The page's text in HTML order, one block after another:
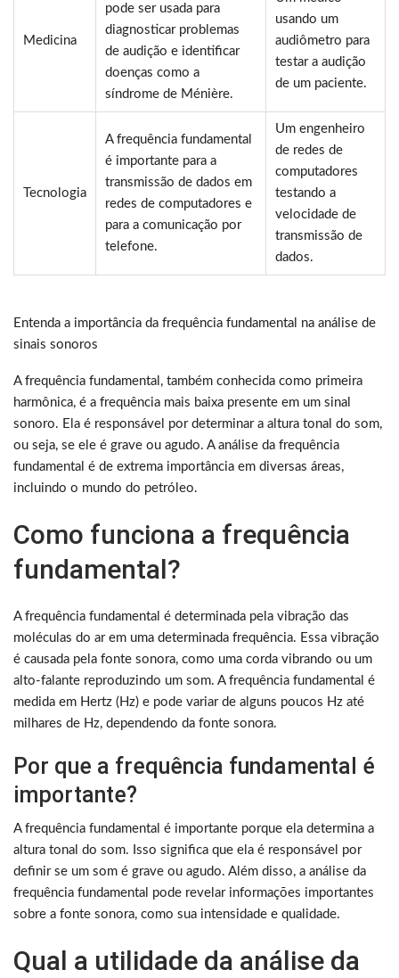
Medicina
pode ser usada para
diagnosticar problemas
de audição e identificar
doenças como a
síndrome de Ménière.
usando um
audiômetro para
testar a audição
de um paciente.
Tecnologia
A frequência fundamental
é importante para a
transmissão de dados em
redes de computadores e
para a comunicação por
telefone.
Um engenheiro
de redes de
computadores
testando a
velocidade de
transmissão de
dados.
Entenda a importância da frequência fundamental na análise de
sinais sonoros
A frequência fundamental, também conhecida como primeira
harmônica, é a frequência mais baixa presente em um sinal
sonoro. Ela é responsável por determinar a altura tonal do som,
ou seja, se ele é grave ou agudo. A análise da frequência
fundamental é de extrema importância em diversas áreas,
incluindo o mundo do petróleo.
Como funciona a frequência
fundamental?
A frequência fundamental é determinada pela vibração das
moléculas do ar em uma determinada frequência. Essa vibração
é causada pela fonte sonora, como uma corda vibrando ou um
alto-falante reproduzindo um som. A frequência fundamental é
medida em Hertz (Hz) e pode variar de alguns poucos Hz até
milhares de Hz, dependendo da fonte sonora.
Por que a frequência fundamental é
importante?
A frequência fundamental é importante porque ela determina a
altura tonal do som. Isso significa que ela é responsável por
definir se um som é grave ou agudo. Além disso, a análise da
frequência fundamental pode revelar informações importantes
sobre a fonte sonora, como sua intensidade e qualidade.
Qual a utilidade da análise da